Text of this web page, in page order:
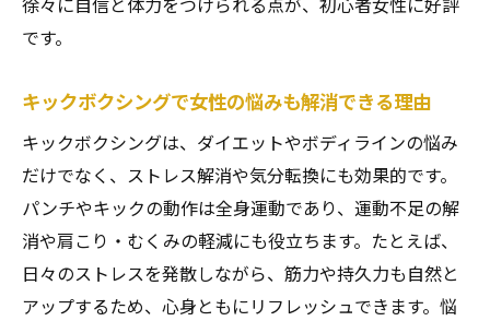
です。
キックボクシングで女性の悩みも解消できる理由
キックボクシングは、ダイエットやボディラインの悩み
だけでなく、ストレス解消や気分転換にも効果的です。
パンチやキックの動作は全身運動であり、運動不足の解
消や肩こり・むくみの軽減にも役立ちます。たとえば、
日々のストレスを発散しながら、筋力や持久力も自然と
アップするため、心身ともにリフレッシュできます。悩